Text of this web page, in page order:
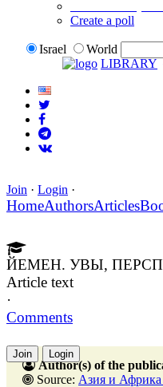
Create a poll
Israel
World
LIBRARY
Join · Login ·
HomeAuthorsArticles
ЙЕМЕН. УВЫ,
Article text
·
Comments
Join Login
Author(s) of the
Source: Азия и